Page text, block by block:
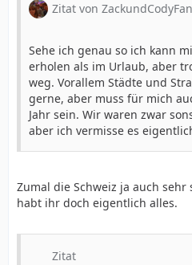
Zitat von
Sehe ich genau so ich kann
erholen als im Urlaub, aber
weg. Vorallem Städte und
gerne, aber muss für mich
Jahr sein. Wir waren zwar
aber ich vermisse es
Zumal die Schweiz ja auch
habt ihr doch eigentlich alles.
Zitat